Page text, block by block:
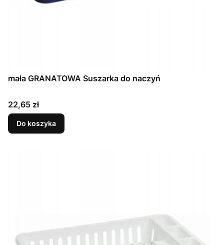
mała GRANATOWA Suszarka do naczyń
Cena
22,65 zł
Do koszyka